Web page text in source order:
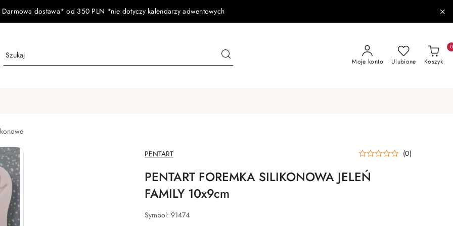
Darmowa dostawa* od 350 PLN *nie dotyczy kalendarzy adwentowych
Moje konto Ulubione Koszyk
0
NAZWA
PRODUCENTA:
PENTART (0)
PENTART FOREMKA SILIKONOWA JELEŃ
FAMILY 10x9cm
Symbol: 91474